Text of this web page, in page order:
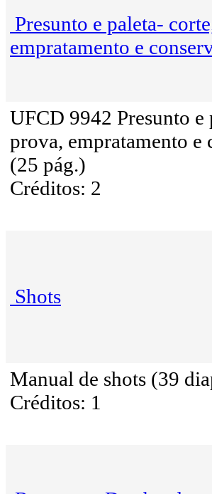
Presunto e paleta-
empratamento e
UFCD 9942 Presunto e
prova, empratamento e
(25 pág.)
Créditos: 2
Shots
Manual de shots (39
Créditos: 1